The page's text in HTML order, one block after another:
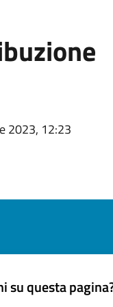
2023, 12:23
su questa